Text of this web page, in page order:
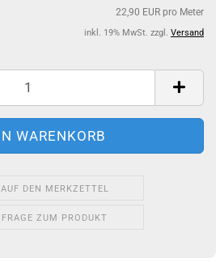
22,90 EUR pro Meter
inkl. 19% MwSt. zzgl. Versand
AUF DEN MERKZETTEL
FRAGE ZUM PRODUKT